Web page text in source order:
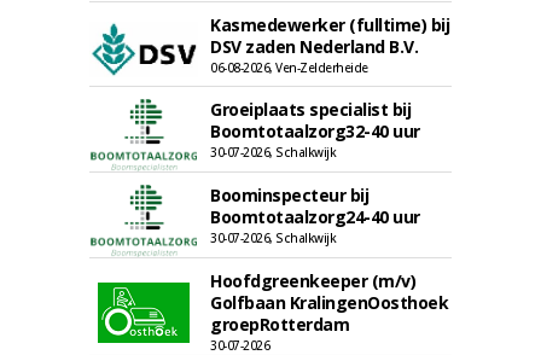
Kasmedewerker (fulltime) bij
DSV zaden Nederland B.V.
06-08-2026, Ven-Zelderheide
Groeiplaats specialist bij
Boomtotaalzorg32-40 uur
30-07-2026, Schalkwijk
Boominspecteur bij
Boomtotaalzorg24-40 uur
30-07-2026, Schalkwijk
Hoofdgreenkeeper (m/v)
Golfbaan KralingenOosthoek
groepRotterdam
30-07-2026